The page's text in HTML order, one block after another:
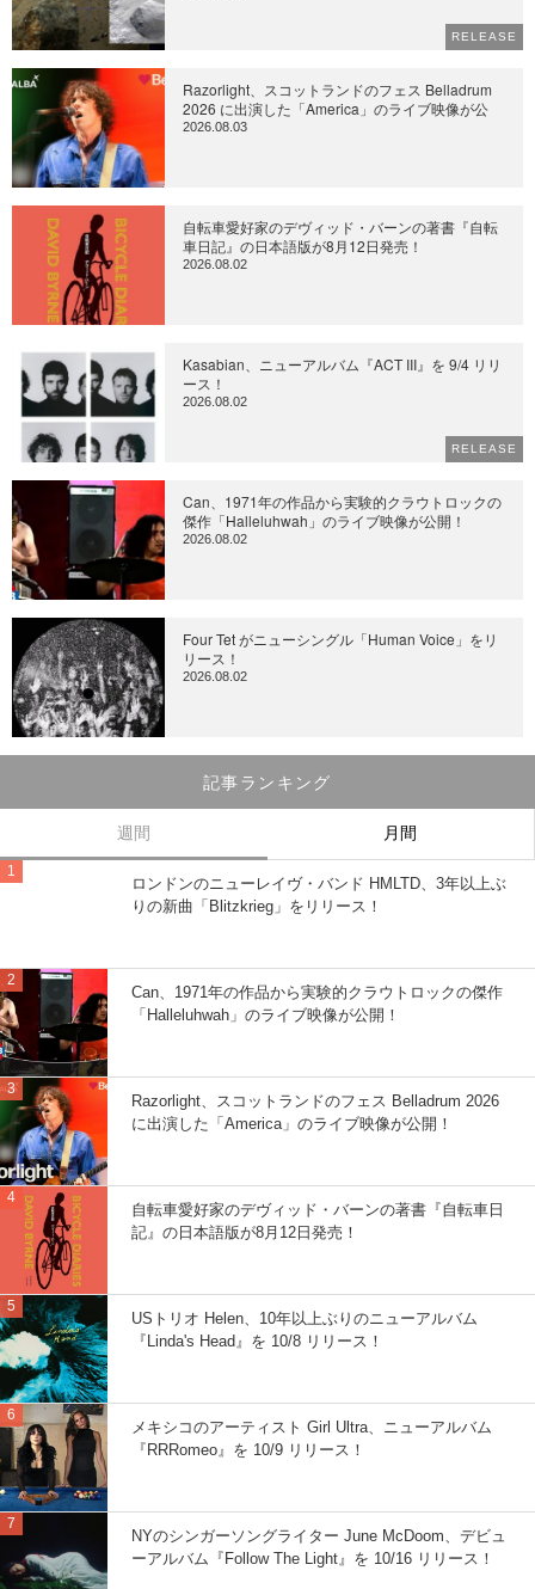
RELEASE
Razorlight、スコットランドのフェス Belladrum
2026 に出演した「America」のライブ映像が公
2026.08.03
自転車愛好家のデヴィッド・バーンの著書『自転
車日記』の日本語版が8月12日発売！
2026.08.02
Kasabian、ニューアルバム『ACT III』を 9/4 リリ
ース！
2026.08.02
RELEASE
Can、1971年の作品から実験的クラウトロックの
傑作「Halleluhwah」のライブ映像が公開！
2026.08.02
Four Tet がニューシングル「Human Voice」をリ
リース！
2026.08.02
記事ランキング
週間 月間
ロンドンのニューレイヴ・バンド HMLTD、3年以上ぶ
りの新曲「Blitzkrieg」をリリース！
Can、1971年の作品から実験的クラウトロックの傑作
「Halleluhwah」のライブ映像が公開！
Razorlight、スコットランドのフェス Belladrum 2026
に出演した「America」のライブ映像が公開！
自転車愛好家のデヴィッド・バーンの著書『自転車日
記』の日本語版が8月12日発売！
USトリオ Helen、10年以上ぶりのニューアルバム
『Linda's Head』を 10/8 リリース！
メキシコのアーティスト Girl Ultra、ニューアルバム
『RRRomeo』を 10/9 リリース！
NYのシンガーソングライター June McDoom、デビュ
ーアルバム『Follow The Light』を 10/16 リリース！